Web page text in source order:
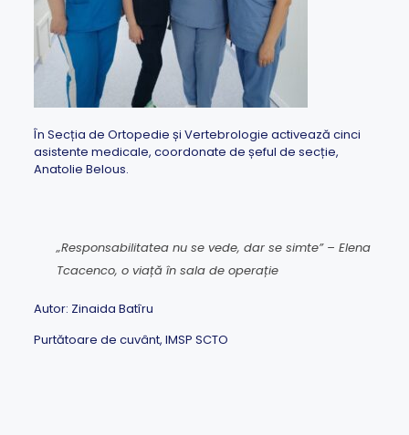
În Secția de Ortopedie și Vertebrologie activează cinci
asistente medicale, coordonate de șeful de secție,
Anatolie Belous.
„Responsabilitatea nu se vede, dar se simte” – Elena
Tcacenco, o viață în sala de operație
Autor: Zinaida Batîru
Purtătoare de cuvânt, IMSP SCTO